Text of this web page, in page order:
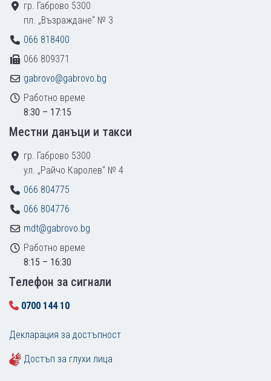
гр. Габрово 5300
пл. „Възраждане“ № 3
066 818400
066 809371
gabrovo@gabrovo.bg
Работно време
8:30 – 17:15
Местни данъци и такси
гр. Габрово 5300
ул. „Райчо Каролев“ № 4
066 804775
066 804776
mdt@gabrovo.bg
Работно време
8:15 – 16:30
Tелефон за сигнали
0700 144 10
Декларация за достъпност
Достъп за глухи лица